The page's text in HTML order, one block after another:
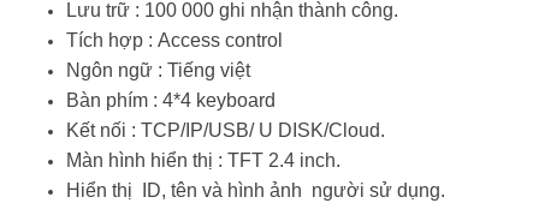
Lưu trữ : 100 000 ghi nhận thành công.
Tích hợp : Access control
Ngôn ngữ : Tiếng việt
Bàn phím : 4*4 keyboard
Kết nối : TCP/IP/USB/ U DISK/Cloud.
Màn hình hiển thị : TFT 2.4 inch.
Hiển thị ID, tên và hình ảnh người sử dụng.